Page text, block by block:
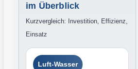
im Überblick
Kurzvergleich: Investition, Effizienz,
Einsatz
Luft-Wasser